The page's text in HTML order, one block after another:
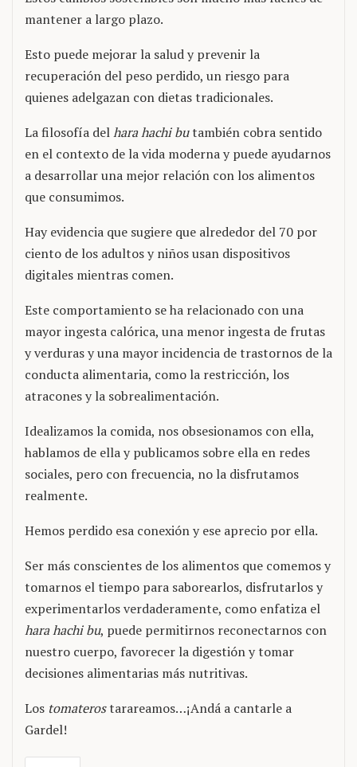
mantener a largo plazo.
Esto puede mejorar la salud y prevenir la
recuperación del peso perdido, un riesgo para
quienes adelgazan con dietas tradicionales.
La filosofía delhara hachi butambién cobra sentido
en el contexto de la vida moderna y puede ayudarnos
a desarrollar una mejor relación con los alimentos
que consumimos.
Hay evidencia que sugiere que alrededor del 70 por
ciento de los adultos y niños usan dispositivos
digitales mientras comen.
Este comportamiento se ha relacionado con una
mayor ingesta calórica, una menor ingesta de frutas
y verduras y una mayor incidencia de trastornos de la
conducta alimentaria, como la restricción, los
atracones y la sobrealimentación.
Idealizamos la comida, nos obsesionamos con ella,
hablamos de ella y publicamos sobre ella en redes
sociales, pero con frecuencia, no la disfrutamos
realmente.
Hemos perdido esa conexión y ese aprecio por ella.
Ser más conscientes de los alimentos que comemos y
tomarnos el tiempo para saborearlos, disfrutarlos y
experimentarlos verdaderamente, como enfatiza el
hara hachi bu, puede permitirnos reconectarnos con
nuestro cuerpo, favorecer la digestión y tomar
decisiones alimentarias más nutritivas.
Los tomaterostarareamos…¡Andá a cantarle a
Gardel!